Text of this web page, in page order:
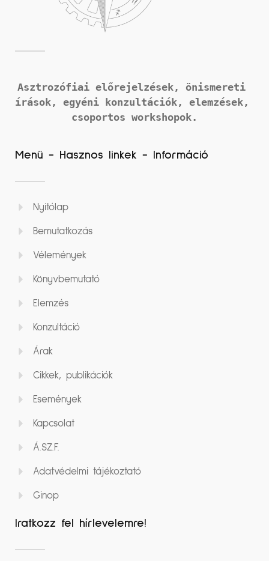
Asztrozófiai előrejelzések, önismereti
írások,
csoportos workshopok.
Menü - Hasznos linkek - Információ
Nyitólap
Bemutatkozás
Vélemények
Könyvbemutató
Elemzés
Konzultáció
Árak
Cikkek, publikációk
Események
Kapcsolat
Á.SZ.F.
Adatvédelmi tájékoztató
Ginop
Iratkozz fel hírlevelemre!